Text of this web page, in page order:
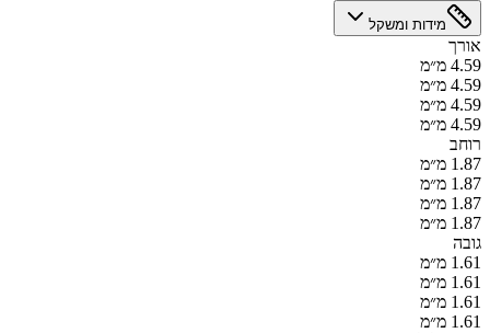
מידות ומשקל
אורך
4.59 מ״מ
4.59 מ״מ
4.59 מ״מ
4.59 מ״מ
רוחב
1.87 מ״מ
1.87 מ״מ
1.87 מ״מ
1.87 מ״מ
גובה
1.61 מ״מ
1.61 מ״מ
1.61 מ״מ
1.61 מ״מ